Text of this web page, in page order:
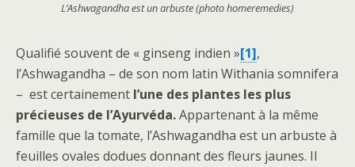
L’Ashwagandha est un arbuste (photo homeremedies)
Qualifié souvent de « ginseng indien »[1],
l’Ashwagandha – de son nom latin Withania somnifera
– est certainement l’une des plantes les plus
précieuses de l’Ayurvéda.Appartenant à la même
famille que la tomate, l’Ashwagandha est un arbuste à
feuilles ovales dodues donnant des fleurs jaunes. Il